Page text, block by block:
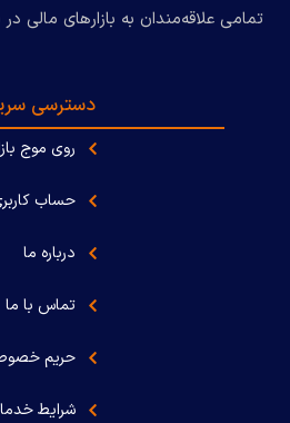
تمامی علاقه‌مندان به بازارهای مالی
دسترسی
روی موج
حساب
درباره ما
تماس با ما
حریم
شرایط